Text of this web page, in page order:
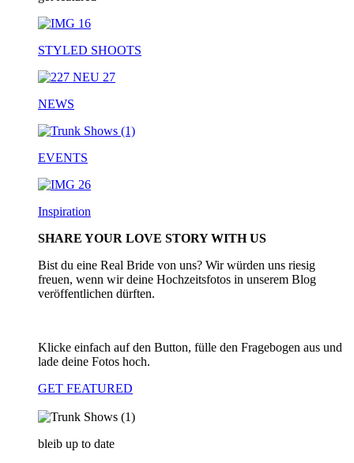
STYLED SHOOTS
NEWS
EVENTS
Inspiration
SHARE YOUR LOVE STORY WITH US
Bist du eine Real Bride von uns? Wir würden uns riesig
freuen, wenn wir deine Hochzeitsfotos in unserem Blog
veröffentlichen dürften.
Klicke einfach auf den Button, fülle den Fragebogen aus und
lade deine Fotos hoch.
GET FEATURED
bleib up to date